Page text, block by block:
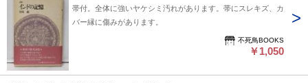
帯付。全体に強いヤケシミ汚れがあります。帯にスレキズ、カ
バー縁に傷みがあります。
不死鳥BOOKS
￥1,050